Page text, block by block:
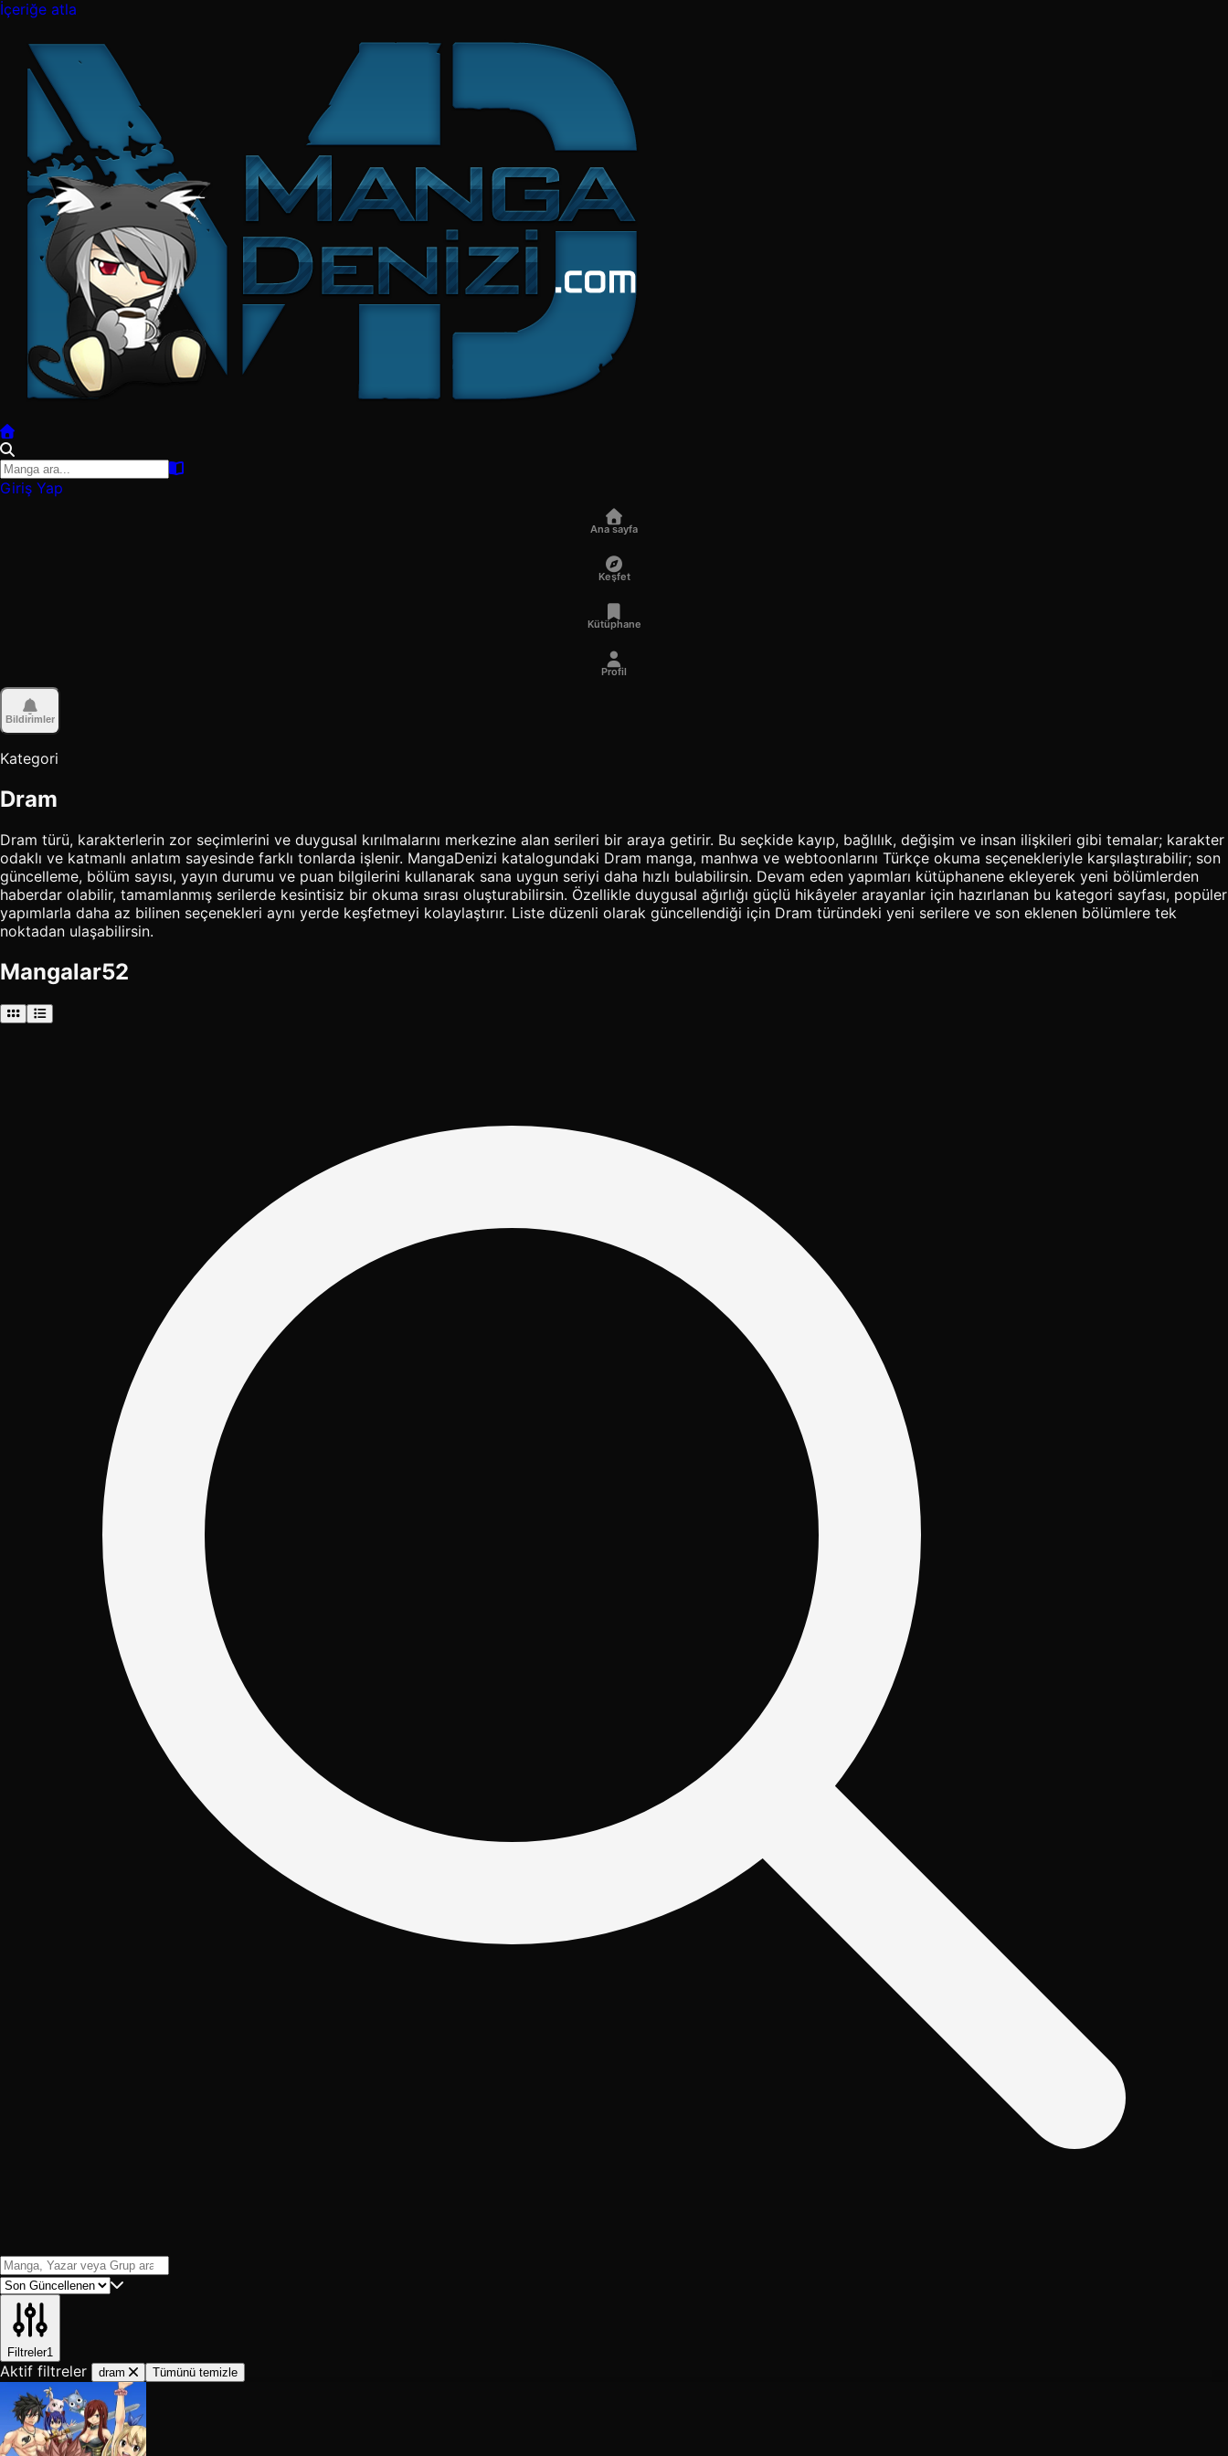
İçeriğe atla
Giriş Yap
Ana sayfa
Keşfet
Kütüphane
Profil
Bildirimler
Kategori
Dram
Dram türü, karakterlerin zor seçimlerini ve duygusal kırılmalarını merkezine alan serileri bir araya getirir. Bu seçkide kayıp, bağlılık, değişim ve insan ilişkileri gibi temalar; karakter
odaklı ve katmanlı anlatım sayesinde farklı tonlarda işlenir. MangaDenizi katalogundaki Dram manga, manhwa ve webtoonlarını Türkçe okuma seçenekleriyle karşılaştırabilir; son
güncelleme, bölüm sayısı, yayın durumu ve puan bilgilerini kullanarak sana uygun seriyi daha hızlı bulabilirsin. Devam eden yapımları kütüphanene ekleyerek yeni bölümlerden
haberdar olabilir, tamamlanmış serilerde kesintisiz bir okuma sırası oluşturabilirsin. Özellikle duygusal ağırlığı güçlü hikâyeler arayanlar için hazırlanan bu kategori sayfası, popüler
yapımlarla daha az bilinen seçenekleri aynı yerde keşfetmeyi kolaylaştırır. Liste düzenli olarak güncellendiği için Dram türündeki yeni serilere ve son eklenen bölümlere tek
noktadan ulaşabilirsin.
Mangalar52
Filtreler1
Aktif filtreler dram Tümünü temizle